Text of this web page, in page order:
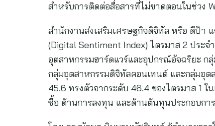
สำหรับการติดต่อสื่อสารที่ไม่ขาดตอนในช่วง
สำนักงานส่งเสริมเศรษฐกิจดิจิทัล หรือ ดีป้า
(Digital Sentiment Index) ไตรมาส 2 ประ
อุตสาหกรรมฮาร์ดแวร์และอุปกรณ์อัจฉริยะ
กลุ่มอุตสาหกรรมดิจิทัลคอนเทนต์ และกลุ่มอุ
45.6 ทรงตัวจากระดับ 46.4 ของไตรมาส 1
ซื้อ ด้านการลงทุน และด้านต้นทุนประกอบการ